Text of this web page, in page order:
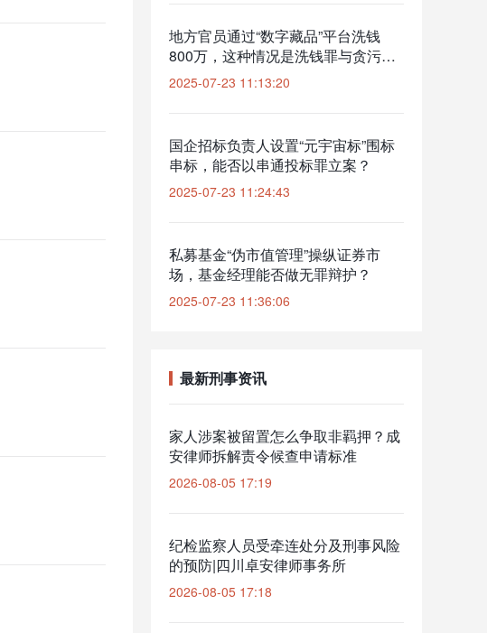
地方官员通过“数字藏品”平台洗钱
800万，这种情况是洗钱罪与贪污罪
如何数罪并罚？
2025-07-23 11:13:20
国企招标负责人设置“元宇宙标”围标
串标，能否以串通投标罪立案？
2025-07-23 11:24:43
私募基金“伪市值管理”操纵证券市
场，基金经理能否做无罪辩护？
2025-07-23 11:36:06
最新刑事资讯
家人涉案被留置怎么争取非羁押？成
安律师拆解责令候查申请标准
2026-08-05 17:19
纪检监察人员受牵连处分及刑事风险
的预防|四川卓安律师事务所
2026-08-05 17:18